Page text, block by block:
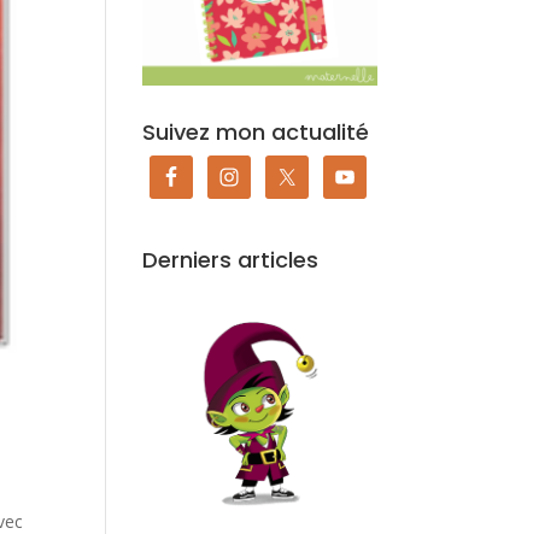
Suivez mon actualité
Derniers articles